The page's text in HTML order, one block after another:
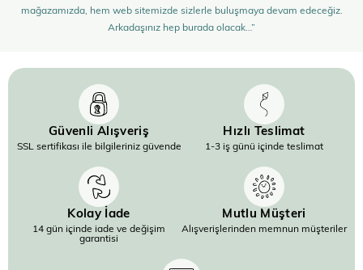
mağazamızda, hem web sitemizde sizlerle buluşmaya devam edeceğiz.
Arkadaşınız hep burada olacak…”
Güvenli Alışveriş
SSL sertifikası ile bilgileriniz güvende
Hızlı Teslimat
1-3 iş günü içinde teslimat
Kolay İade
14 gün içinde iade ve değişim
garantisi
Mutlu Müşteri
Alışverişlerinden memnun müşteriler